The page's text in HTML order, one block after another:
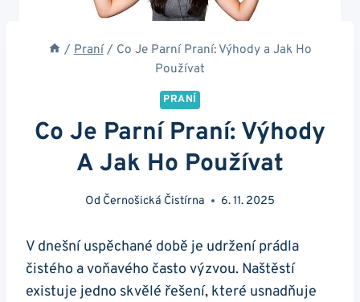
/ Praní / Co Je Parní Praní: Výhody a Jak Ho
Používat
PRANÍ
Co Je Parní Praní: Výhody
A Jak Ho Používat
Od Černošická Čistírna 6. 11. 2025
V dnešní⁢ uspěchané době je udržení prádla
⁢čistého​ a voňavého‌ často výzvou. Naštěstí
‌existuje jedno‌ skvělé řešení, které ⁣usnadňuje